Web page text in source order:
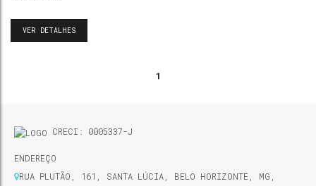
VER DETALHES
1
CRECI: 0005337-J
ENDEREÇO
RUA PLUTÃO
161 SANTA LÚCIA BELO HORIZONTE MG